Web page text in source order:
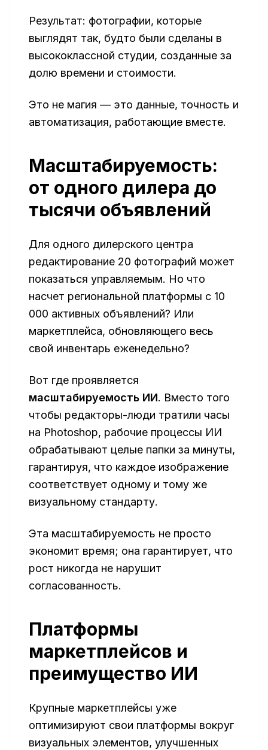
Результат: фотографии, которые
выглядят так, будто были сделаны в
высококлассной студии, созданные за
долю времени и стоимости.
Это не магия — это данные, точность и
автоматизация, работающие вместе.
Масштабируемость:
от одного дилера до
тысячи объявлений
Для одного дилерского центра
редактирование 20 фотографий может
показаться управляемым. Но что
насчет региональной платформы с 10
000 активных объявлений? Или
маркетплейса, обновляющего весь
свой инвентарь еженедельно?
Вот где проявляется
масштабируемость ИИ. Вместо того
чтобы редакторы-люди тратили часы
на Photoshop, рабочие процессы ИИ
обрабатывают целые папки за минуты,
гарантируя, что каждое изображение
соответствует одному и тому же
визуальному стандарту.
Эта масштабируемость не просто
экономит время; она гарантирует, что
рост никогда не нарушит
согласованность.
Платформы
маркетплейсов и
преимущество ИИ
Крупные маркетплейсы уже
оптимизируют свои платформы вокруг
визуальных элементов, улучшенных